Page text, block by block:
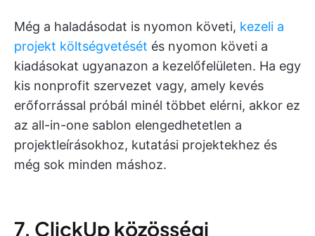
Még a haladásodat is nyomon követi, kezeli a
projekt költségvetését és nyomon követi a
kiadásokat ugyanazon a kezelőfelületen. Ha egy
kis nonprofit szervezet vagy, amely kevés
erőforrással próbál minél többet elérni, akkor ez
az all-in-one sablon elengedhetetlen a
projektleírásokhoz, kutatási projektekhez és
még sok minden máshoz.
7. ClickUp közösségi